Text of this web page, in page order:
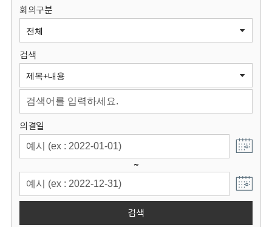
원
회
회의구분
검색
의결일
~
검색